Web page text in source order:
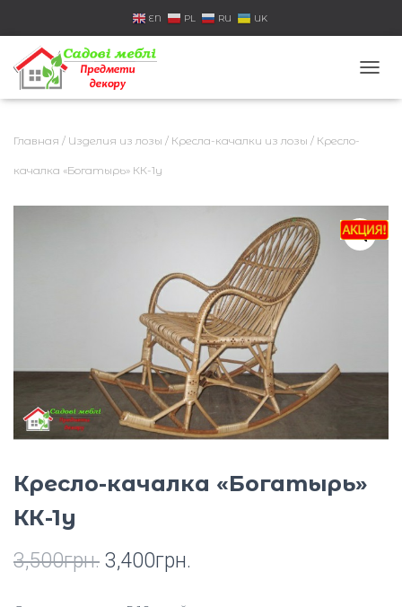
EN PL RU UK
Е
И
Т
Ь
Ц
Главная / Изделия из лозы / Кресла-качалки из лозы / Кресло-
качалка «Богатырь» КК-1у
Кресло-качалка «Богатырь»
КК-1у
3,500грн. 3,400грн.